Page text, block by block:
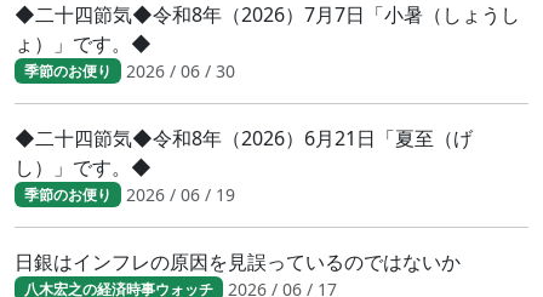
◆二十四節気◆令和8年（2026）7月7日「小暑（しょうし
ょ）」です。◆
季節のお便り 2026 / 06 / 30
◆二十四節気◆令和8年（2026）6月21日「夏至（げ
し）」です。◆
季節のお便り 2026 / 06 / 19
日銀はインフレの原因を見誤っているのではないか
八木宏之の経済時事ウォッチ 2026 / 06 / 17